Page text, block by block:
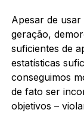
Apesar de
geração,
suficientes de
estatísticas
conseguimos
de fato ser
objetivos –